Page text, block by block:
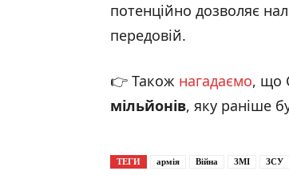
потенційно дозволяє
передовій.
👉 Також нагадаємо, що
мільйонів, яку раніше
ТЕГИ армія Війна ЗМІ ЗСУ